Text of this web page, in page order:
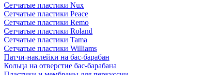
Сетчатые пластики Nux
Сетчатые пластики Peace
Сетчатые пластики Remo
Сетчатые пластики Roland
Сетчатые пластики Tama
Сетчатые пластики Williams
Патчи-наклейки на бас-барабан
Кольца на отверстие бас-барабана